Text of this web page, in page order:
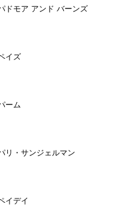
ドモア アンド バーンズ
イズ
ーム
リ・サンジェルマン
イデイ